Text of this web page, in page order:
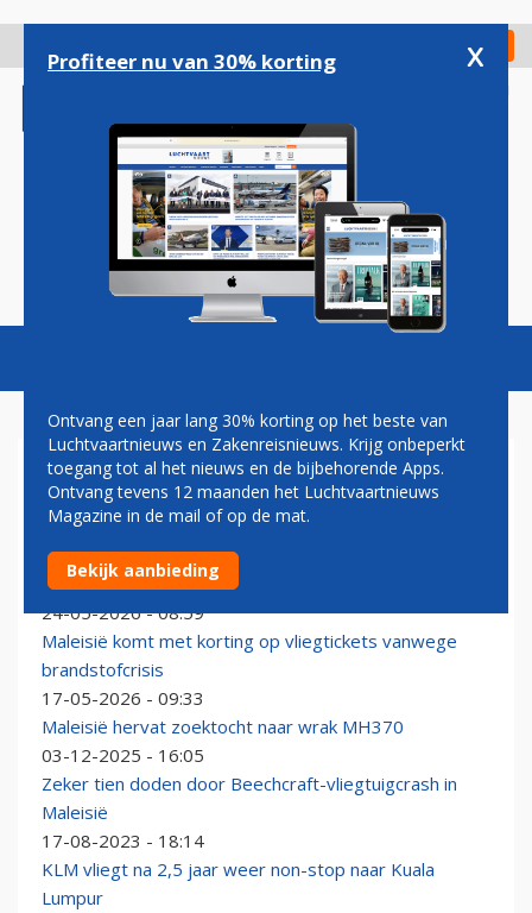
gaan
Check in
Magazine Podcasts Vacatures
MALEISIE
Maleisische airline verwelkomt eerste 'all business
class' ATR 72-600
24-05-2026 - 08:59
Maleisië komt met korting op vliegtickets vanwege
brandstofcrisis
17-05-2026 - 09:33
Maleisië hervat zoektocht naar wrak MH370
03-12-2025 - 16:05
Zeker tien doden door Beechcraft-vliegtuigcrash in
Maleisië
17-08-2023 - 18:14
KLM vliegt na 2,5 jaar weer non-stop naar Kuala
Lumpur
Profiteer nu van 30% korting x
Ontvang een jaar lang 30% korting op het beste van
Luchtvaartnieuws en Zakenreisnieuws. Krijg onbeperkt
toegang tot al het nieuws en de bijbehorende Apps.
Ontvang tevens 12 maanden het Luchtvaartnieuws
Magazine in de mail of op de mat.
Bekijk aanbieding